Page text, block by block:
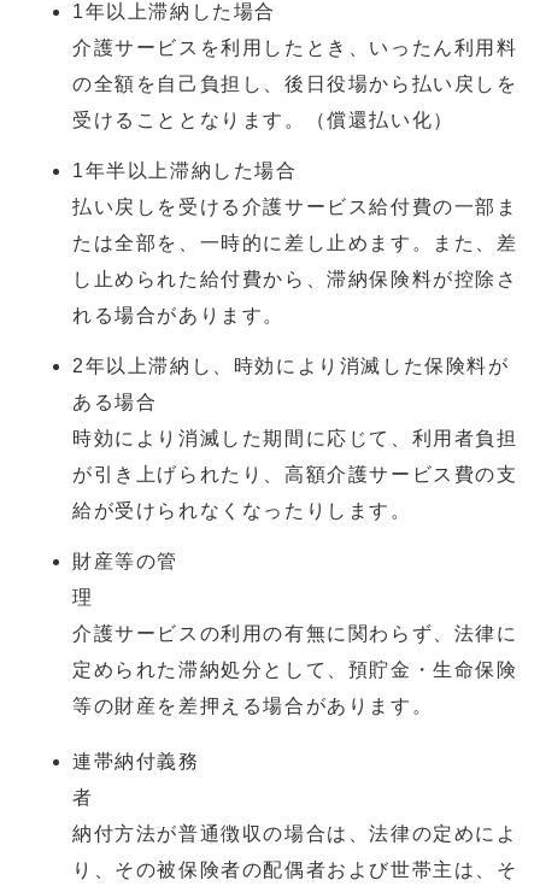
1年以上滞納した場合
介護サービスを利用したとき、いったん利用料
の全額を自己負担し、後日役場から払い戻しを
受けることとなります。（償還払い化）
1年半以上滞納した場合
払い戻しを受ける介護サービス給付費の一部ま
たは全部を、一時的に差し止めます。また、差
し止められた給付費から、滞納保険料が控除さ
れる場合があります。
2年以上滞納し、時効により消滅した保険料が
ある場合
時効により消滅した期間に応じて、利用者負担
が引き上げられたり、高額介護サービス費の支
給が受けられなくなったりします。
財産等の管
介護サービスの利用の有無に関わらず、法律に
定められた滞納処分として、預貯金・生命保険
等の財産を差押える場合があります。
連帯納付義務
納付方法が普通徴収の場合は、法律の定めによ
り、その被保険者の配偶者および世帯主は、そ